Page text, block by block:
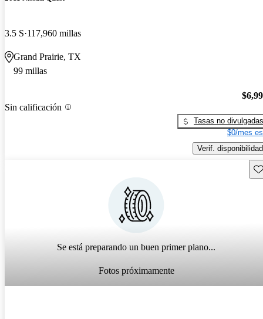
3.5 S 117,960 millas
Grand Prairie, TX
99 millas
Sin calificación
Tasas no divulgadas
$0/mes
Verif. disponibilidad
Se está preparando un buen primer plano...
Fotos próximamente